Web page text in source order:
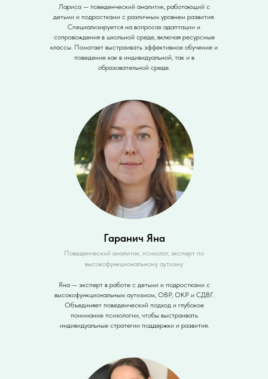
Лариса — поведенческий аналитик, работающий с
детьми и подростками с различным уровнем развития.
Специализируется на вопросах адаптации и
сопровождения в школьной среде, включая ресурсные
классы. Помогает выстраивать эффективное обучение и
поведение как в индивидуальной, так и в
образовательной среде.
Гаранич Яна
Поведенческий аналитик, психолог, эксперт по
высокофункциональному аутизму
Яна — эксперт в работе с детьми и подростками с
высокофункциональным аутизмом, ОВР, ОКР и СДВГ.
Объединяет поведенческий подход и глубокое
понимание психологии, чтобы выстраивать
индивидуальные стратегии поддержки и развития.